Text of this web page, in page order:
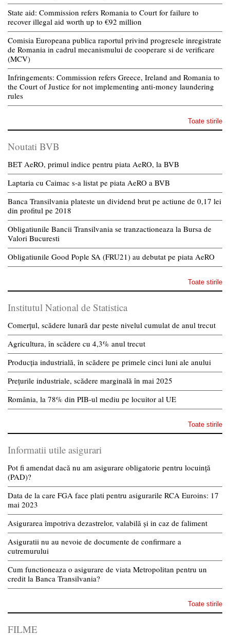
State aid: Commission refers Romania to Court for failure to
recover illegal aid worth up to €92 million
Comisia Europeana publica raportul privind progresele inregistrate
de Romania in cadrul mecanismului de cooperare si de verificare
(MCV)
Infringements: Commission refers Greece, Ireland and Romania to
the Court of Justice for not implementing anti-money laundering
rules
Toate stirile
Noutati BVB
BET AeRO, primul indice pentru piata AeRO, la BVB
Laptaria cu Caimac s-a listat pe piata AeRO a BVB
Banca Transilvania plateste un dividend brut pe actiune de 0,17 lei
din profitul pe 2018
Obligatiunile Bancii Transilvania se tranzactioneaza la Bursa de
Valori Bucuresti
Obligatiunile Good Pople SA (FRU21) au debutat pe piata AeRO
Toate stirile
Institutul National de Statistica
Comerțul, scădere lunară dar peste nivelul cumulat de anul trecut
Agricultura, în scădere cu 4,3% anul trecut
Producția industrială, în scădere pe primele cinci luni ale anului
Prețurile industriale, scădere marginală în mai 2025
România, la 78% din PIB-ul mediu pe locuitor al UE
Toate stirile
Informatii utile asigurari
Pot fi amendat dacă nu am asigurare obligatorie pentru locuință
(PAD)?
Data de la care FGA face plati pentru asigurarile RCA Euroins: 17
mai 2023
Asigurarea împotriva dezastrelor, valabilă și in caz de faliment
Asiguratii nu au nevoie de documente de confirmare a
cutremurului
Cum functioneaza o asigurare de viata Metropolitan pentru un
credit la Banca Transilvania?
Toate stirile
FILME